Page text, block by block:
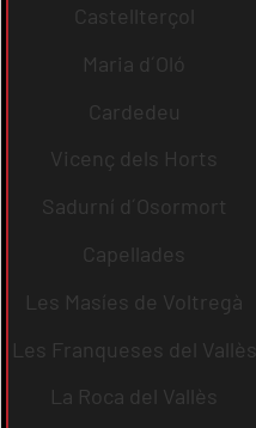
Castellterçol
Maria d´Oló
Cardedeu
Vicenç dels Horts
Sadurní d´Osormort
Capellades
Les Masíes de Voltregà
Les Franqueses del Vallès
La Roca del Vallès